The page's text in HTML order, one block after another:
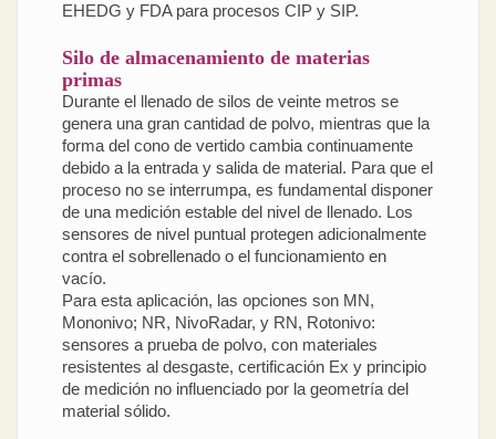
EHEDG y FDA para procesos CIP y SIP.
Silo de almacenamiento de materias
primas
Durante el llenado de silos de veinte metros se
genera una gran cantidad de polvo, mientras que la
forma del cono de vertido cambia continuamente
debido a la entrada y salida de material. Para que el
proceso no se interrumpa, es fundamental disponer
de una medición estable del nivel de llenado. Los
sensores de nivel puntual protegen adicionalmente
contra el sobrellenado o el funcionamiento en
vacío.
Para esta aplicación, las opciones son MN,
Mononivo; NR, NivoRadar, y RN, Rotonivo:
sensores a prueba de polvo, con materiales
resistentes al desgaste, certificación Ex y principio
de medición no influenciado por la geometría del
material sólido.